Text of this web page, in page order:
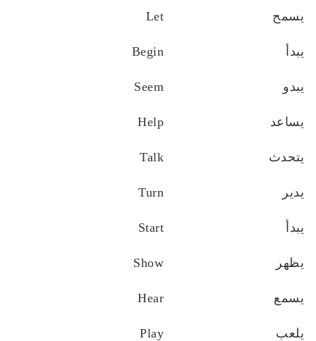
يسمح Let
يبدأ Begin
يبدو Seem
يساعد Help
يتحدث Talk
يدير Turn
يبدأ Start
يظهر Show
يسمع Hear
يلعب Play